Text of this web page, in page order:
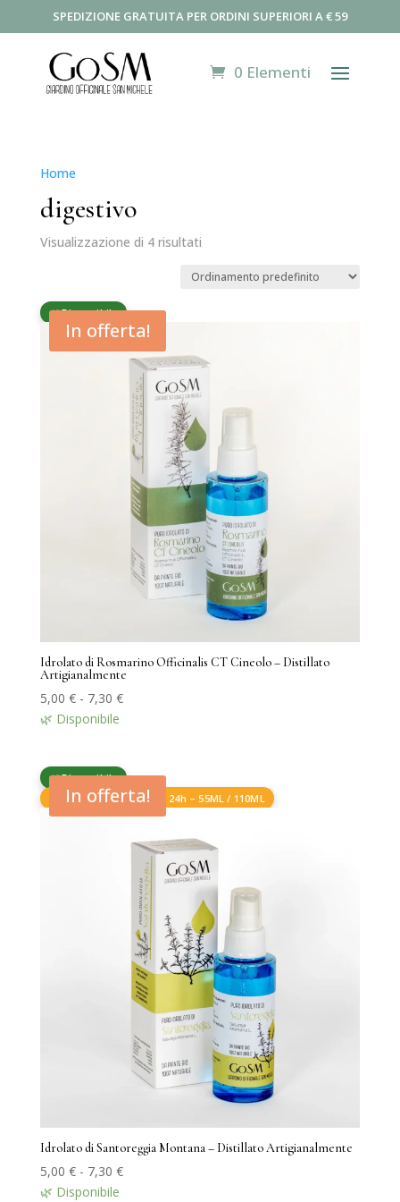
SPEDIZIONE GRATUITA PER ORDINI SUPERIORI A € 59
0 Elementi
Home
digestivo
Visualizzazione di 4 risultati
🌿 Disponibile
In offerta!
Idrolato di Rosmarino Officinalis CT Cineolo – Distillato
Artigianalmente
5,00 € - 7,30 €Fascia
5,00 €
a
7,30 €
🌿 Disponibile
🌿 Disponibile
🧴 Preparazione fresca 24h – 55ML / 110ML
In offerta!
Idrolato di Santoreggia Montana – Distillato Artigianalmente
5,00 € - 7,30 €Fascia
🌿 Disponibile